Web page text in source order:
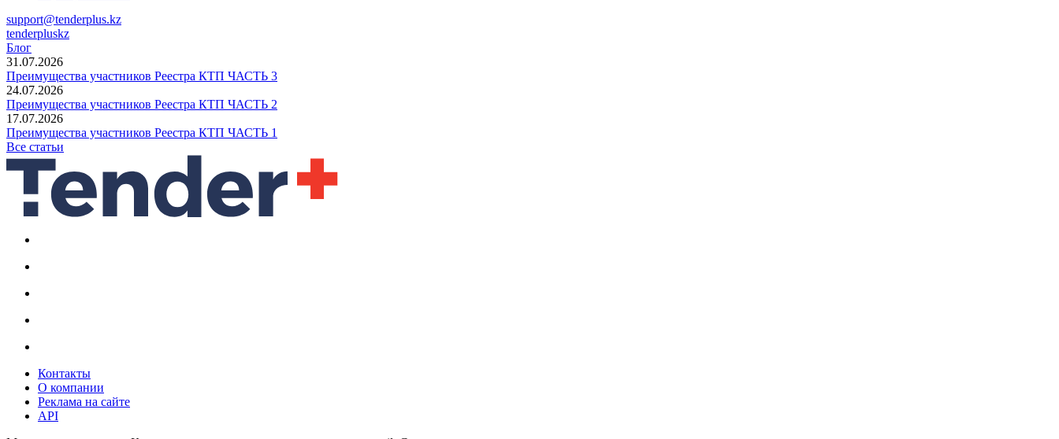
support@tenderplus.kz
tenderpluskz
Блог
31.07.2026
Преимущества участников Реестра КТП ЧАСТЬ 3
24.07.2026
Преимущества участников Реестра КТП ЧАСТЬ 2
17.07.2026
Преимущества участников Реестра КТП ЧАСТЬ 1
Все статьи
Контакты
О компании
Реклама на сайте
API